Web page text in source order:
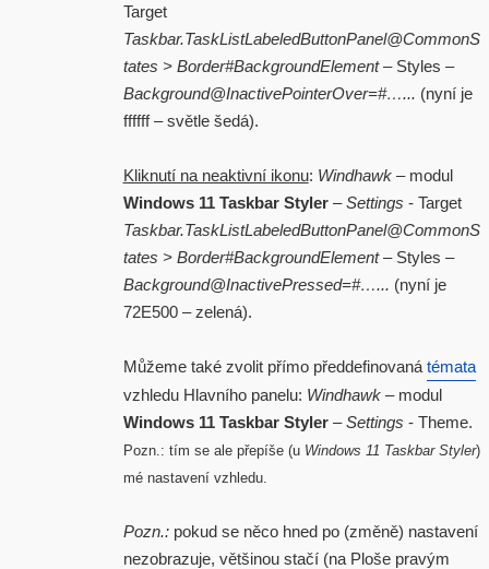
Target
Taskbar.TaskListLabeledButtonPanel@CommonS
tates > Border#BackgroundElement– Styles –
Background@InactivePointerOver=#…... (nyní je
ffffff – světle šedá).
Kliknutí na neaktivní ikonu: Windhawk– modul
Windows 11 Taskbar Styler–Settings - Target
Taskbar.TaskListLabeledButtonPanel@CommonS
tates > Border#BackgroundElement– Styles –
Background@InactivePressed=#…... (nyní je
72E500 – zelená).
Můžeme také zvolit přímo předdefinovaná témata
vzhledu Hlavního panelu: Windhawk– modul
Windows 11 Taskbar Styler–Settings - Theme.
Pozn.: tím se ale přepíše (u Windows 11 Taskbar Styler)
mé nastavení vzhledu.
Pozn.:pokud se něco hned po (změně) nastavení
nezobrazuje, většinou stačí (na Ploše pravým